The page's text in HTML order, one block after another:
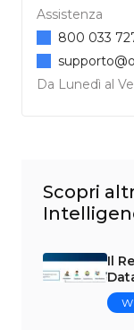
Assistenza
Da Lunedì al
800 033
Scopri
Il